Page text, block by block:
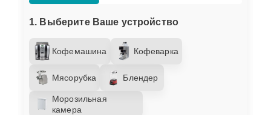
1. Выберите Ваше устройство
Кофемашина Кофеварка
Мясорубка Блендер
Морозильная
камера